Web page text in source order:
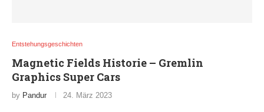
Entstehungsgeschichten
Magnetic Fields Historie – Gremlin
Graphics Super Cars
by Pandur 24. März 2023